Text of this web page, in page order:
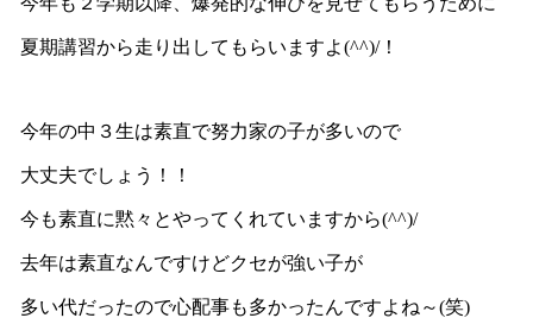
夏期講習から走り出してもらいますよ(^^)/！
今年の中３生は素直で努力家の子が多いので
大丈夫でしょう！！
今も素直に黙々とやってくれていますから(^^)/
去年は素直なんですけどクセが強い子が
多い代だったので心配事も多かったんですよね～(笑)